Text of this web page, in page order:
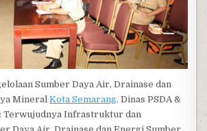
Sumber Daya Air, Drainase dan
MineralKota Semarang. Dinas PSDA &
Terwujudnya Infrastruktur dan